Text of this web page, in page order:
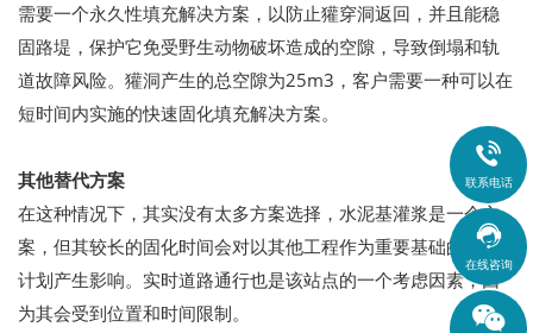
需要一个永久性填充解决方案，以防止獾穿洞返回，并且能稳
固路堤，保护它免受野生动物破坏造成的空隙，导致倒塌和轨
道故障风险。獾洞产生的总空隙为25m3，客户需要一种可以在
短时间内实施的快速固化填充解决方案。
其他替代方案
在这种情况下，其实没有太多方案选择，水泥基灌浆是一个方
案，但其较长的固化时间会对以其他工程作为重要基础的项目
计划产生影响。实时道路通行也是该站点的一个考虑因素，因
为其会受到位置和时间限制。

联系电话

在线咨询